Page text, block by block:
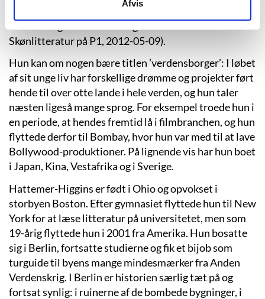
Afvis
Skønlitteratur på P1, 2012-05-09).
Hun kan om nogen bære titlen ’verdensborger’: I løbet
af sit unge liv har forskellige drømme og projekter ført
hende til over otte lande i hele verden, og hun taler
næsten ligeså mange sprog. For eksempel troede hun i
en periode, at hendes fremtid lå i filmbranchen, og hun
flyttede derfor til Bombay, hvor hun var med til at lave
Bollywood-produktioner. På lignende vis har hun boet
i Japan, Kina, Vestafrika og i Sverige.
Hattemer-Higgins er født i Ohio og opvokset i
storbyen Boston. Efter gymnasiet flyttede hun til New
York for at læse litteratur på universitetet, men som
19-årig flyttede hun i 2001 fra Amerika. Hun bosatte
sig i Berlin, fortsatte studierne og fik et bijob som
turguide til byens mange mindesmærker fra Anden
Verdenskrig. I Berlin er historien særlig tæt på og
fortsat synlig: i ruinerne af de bombede bygninger, i